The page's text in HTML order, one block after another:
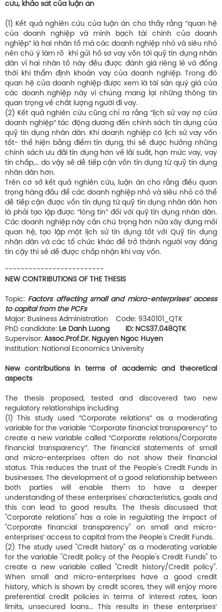
cứu, khảo sát của luận án
(1) Kết quả nghiên cứu của luận án cho thấy rằng “quan hệ
của doanh nghiệp và minh bạch tài chính của doanh
nghiệp” là hai nhân tố mà các doanh nghiệp nhỏ và siêu nhỏ
nên chú ý làm rõ khi gửi hồ sơ vay vốn tới quỹ tín dụng nhân
dân vì hai nhân tố này đều được đánh giá riêng lẻ và đồng
thời khi thẩm định khoản vay của doanh nghiệp. Trong đó
quan hệ của doanh nghiệp được xem là tài sản quý giá của
các doanh nghiệp này vì chúng mang lại những thông tin
quan trọng về chất lượng người đi vay.
(2) Kết quả nghiên cứu cũng chỉ ra rằng “lịch sử vay nợ của
doanh nghiệp” tác động dương đến chính sách tín dụng của
quỹ tín dụng nhân dân. Khi doanh nghiệp có lịch sử vay vốn
tốt- thể hiện bằng điểm tín dụng, thì sẽ được hưởng những
chính sách ưu đãi tín dụng hơn về lãi suất, hạn mức vay, vay
tín chấp,… do vậy sẽ dễ tiếp cận vốn tín dụng từ quỹ tín dụng
nhân dân hơn.
Trên cơ sở kết quả nghiên cứu, luận án cho rằng điều quan
trọng hàng đầu để các doanh nghiệp nhỏ và siêu nhỏ có thể
dễ tiếp cận được vốn tín dụng từ quỹ tín dụng nhân dân hơn
là phải tạo lập được “lòng tin” đối với quỹ tín dụng nhân dân.
Các doanh nghiệp này cần chú trọng hơn nữa xây dựng mối
quan hệ, tạo lập một lịch sử tín dụng tốt với Quỹ tín dụng
nhân dân và các tổ chức khác để trở thành người vay đáng
tín cậy thì sẽ dễ được chấp nhận khi vay vốn.
-------------------------
NEW CONTRIBUTIONS OF THE THESIS
Topic: Factors affecting small and micro-enterprises’ access
to capital from the PCFs
Major: Business Administration Code: 9340101_QTK
PhD candidate: Le Danh Luong ID: NCS37.048QTK
Supervisor: Assoc.Prof.Dr. Nguyen Ngoc Huyen
Institution: National Economics University
New contributions in terms of academic and theoretical
aspects
The thesis proposed, tested and discovered two new
regulatory relationships including
(1) This study used “Corporate relations” as a moderating
variable for the variable “Corporate financial transparency” to
create a new variable called “Corporate relations/Corporate
financial transparency”. The financial statements of small
and micro-enterprises often do not show their financial
status. This reduces the trust of the People's Credit Funds in
businesses. The development of a good relationship between
both parties will enable them to have a deeper
understanding of these enterprises' characteristics, goals and
this can lead to good results. The thesis discussed that
"Corporate relations" has a role in regulating the impact of
"Corporate financial transparency" on small and micro-
enterprises’ access to capital from the People's Credit Funds.
(2) The study used "Credit history" as a moderating variable
for the variable "Credit policy of the People's Credit Funds" to
create a new variable called "Credit history/Credit policy".
When small and micro-enterprises have a good credit
history, which is shown by credit scores, they will enjoy more
preferential credit policies in terms of interest rates, loan
limits, unsecured loans... This results in these enterprises’